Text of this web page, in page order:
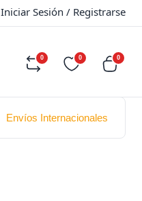
Iniciar Sesión / Registrarse
0 0 0
Envíos Internacionales